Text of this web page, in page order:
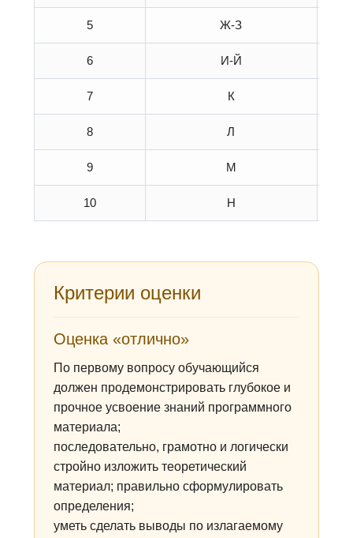
5 Ж-З
6 И-Й
7 К
8 Л
9 М
10 Н
Критерии оценки
Оценка «отлично»
По первому вопросу обучающийся
должен продемонстрировать глубокое и
прочное усвоение знаний программного
материала;
последовательно, грамотно и логически
стройно изложить теоретический
материал; правильно сформулировать
определения;
уметь сделать выводы по излагаемому